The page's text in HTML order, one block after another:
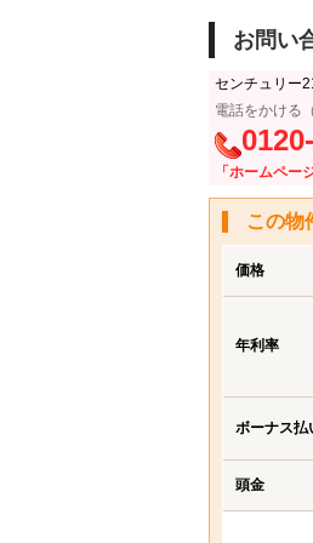
お問い
センチュリー
電話をかける
「ホームペー
この物
価格
年利率
ボーナス払
頭金